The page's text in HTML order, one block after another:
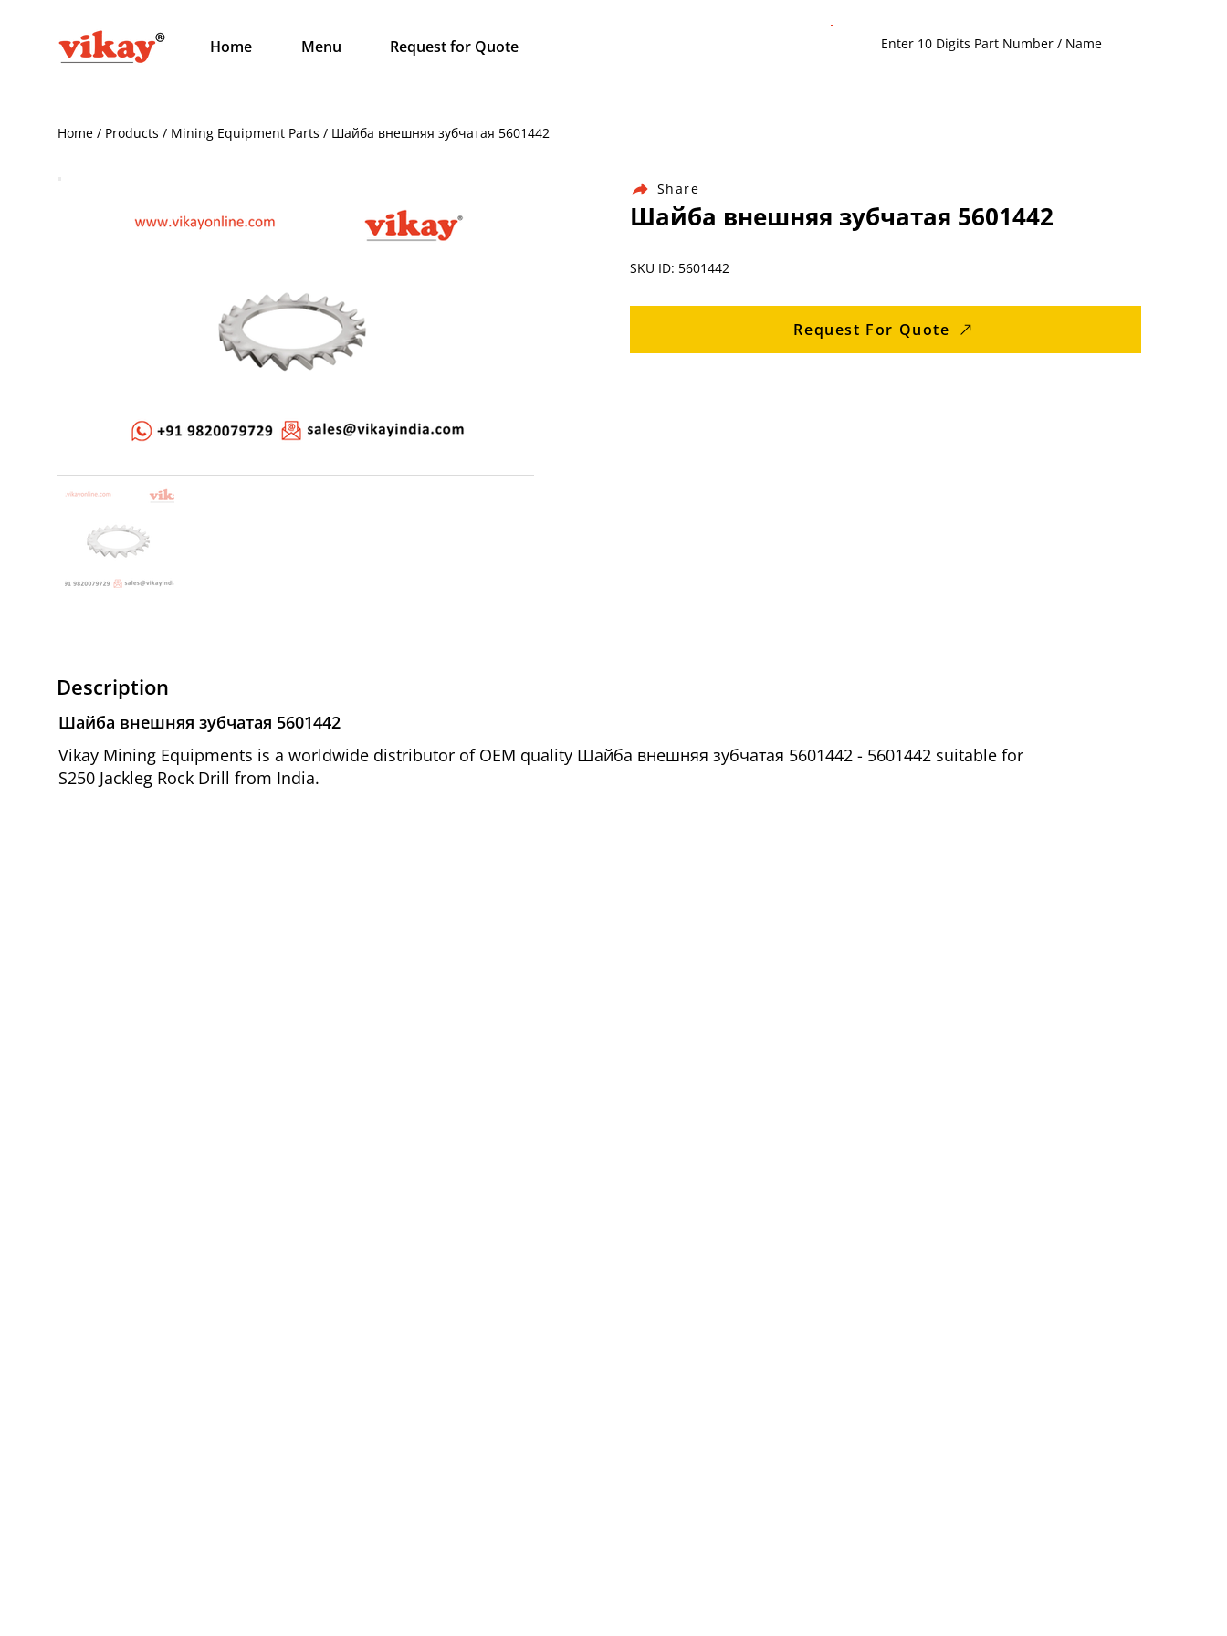
Home Menu Request for Quote
Home / Products / Mining Equipment Parts / Шайба внешняя зубчатая 5601442
Share
Шайба внешняя зубчатая 5601442
SKU ID: 5601442
Request For Quote
Description
Шайба внешняя зубчатая 5601442
Vikay Mining Equipments is a worldwide distributor of OEM quality Шайба внешняя зубчатая 5601442 - 5601442 suitable for
S250 Jackleg Rock Drill from India.